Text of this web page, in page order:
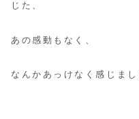
じた、
あの感動もなく、
なんかあっけなく感じまし